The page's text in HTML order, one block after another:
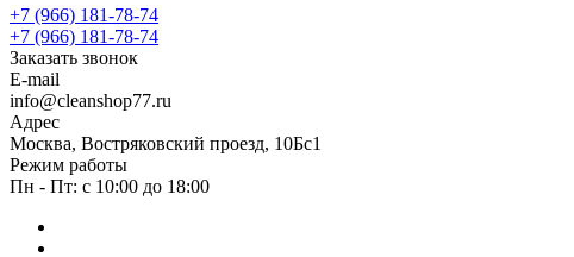
+7 (966) 181-78-74
+7 (966) 181-78-74
Заказать звонок
E-mail
info@cleanshop77.ru
Адрес
Москва, Востряковский проезд, 10Бс1
Режим работы
Пн - Пт: с 10:00 до 18:00